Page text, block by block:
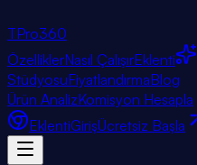
TPro360
ÖzelliklerNasıl ÇalışırEklenti
StüdyosuFiyatlandırmaBlog
Ürün AnalizKomisyon Hesapla
EklentiGirişÜcretsiz Başla